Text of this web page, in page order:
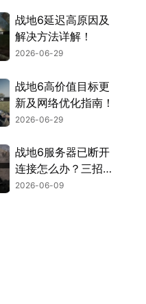
战地6延迟高原因及
解决方法详解！
2026-06-29
战地6高价值目标更
新及网络优化指南！
2026-06-29
战地6服务器已断开
连接怎么办？三招告
别服务器断开连接！
2026-06-09